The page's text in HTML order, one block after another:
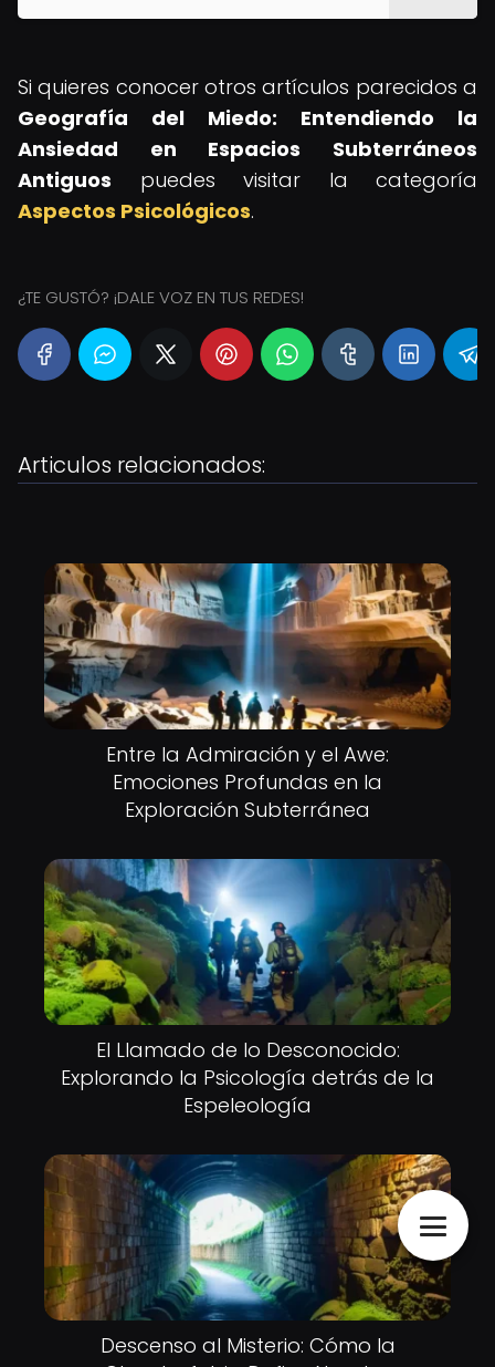
Si quieres conocer otros artículos parecidos a
Geografía del Miedo: Entendiendo la
Ansiedad en Espacios Subterráneos
Antiguos puedes visitar la categoría
Aspectos Psicológicos.
¿TE GUSTÓ? ¡DALE VOZ EN TUS REDES!
Articulos relacionados:
Entre la Admiración y el Awe:
Emociones Profundas en la
Exploración Subterránea
El Llamado de lo Desconocido:
Explorando la Psicología detrás de la
Espeleología
Descenso al Misterio: Cómo la